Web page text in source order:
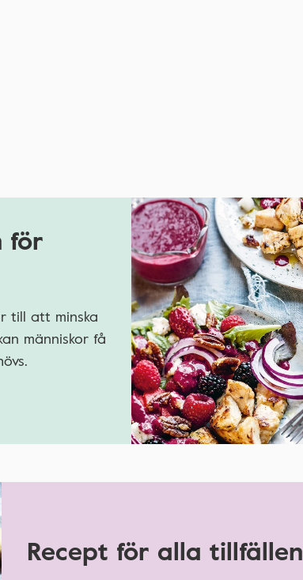
för
till att minska
människor få
Recept för alla tillfällen